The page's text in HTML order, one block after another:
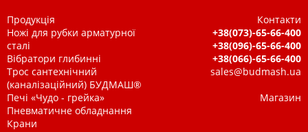
Продукція
Ножі для рубки арматурної
сталі
Вібратори глибинні
Трос сантехнічний
(каналізаційний) БУДМАШ®
Печі «Чудо - грейка»
Пневматичне обладнання
Крани
Контакти
+38(073)-65-66-400
+38(096)-65-66-400
+38(066)-65-66-400
sales@budmash.ua
Магазин